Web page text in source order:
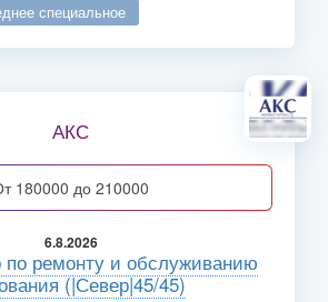
специальное
АКС
от 180000 до 210000
6.8.2026
по ремонту и обслуживанию
(|Север|45/45)